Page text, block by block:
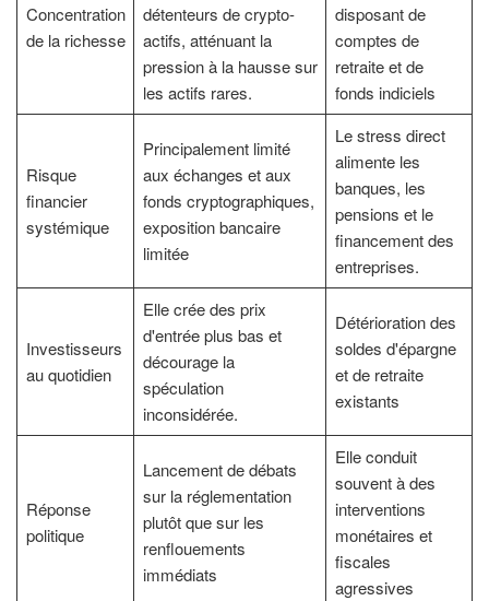
Concentration
de la richesse
détenteurs de crypto-
actifs, atténuant la
pression à la hausse sur
les actifs rares.
disposant de
comptes de
retraite et de
fonds indiciels
Risque
financier
systémique
Principalement limité
aux échanges et aux
fonds cryptographiques,
exposition bancaire
limitée
Le stress direct
alimente les
banques, les
pensions et le
financement des
entreprises.
Investisseurs
au quotidien
Elle crée des prix
d'entrée plus bas et
décourage la
spéculation
inconsidérée.
Détérioration des
soldes d'épargne
et de retraite
existants
Réponse
politique
Lancement de débats
sur la réglementation
plutôt que sur les
renflouements
immédiats
Elle conduit
souvent à des
interventions
monétaires et
fiscales
agressives